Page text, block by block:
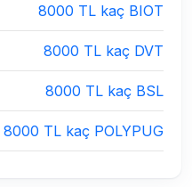
8000 TL kaç BIOT
8000 TL kaç DVT
8000 TL kaç BSL
8000 TL kaç POLYPUG